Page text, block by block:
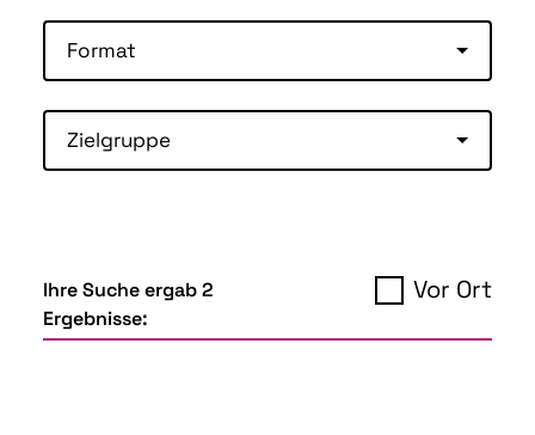
Format
Zielgruppe
Ihre Suche ergab 2
Ergebnisse:
Vor Ort